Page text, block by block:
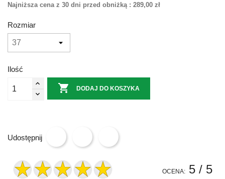
Najniższa cena z 30 dni przed obniżką : 289,00 zł
Rozmiar
Ilość
 DODAJ DO KOSZYKA
Udostępnij
OCENA: 5 / 5